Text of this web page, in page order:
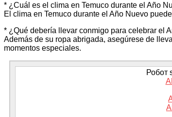
* ¿Cuál es el clima en Temuco durante el Año
El clima en Temuco durante el Año Nuevo
* ¿Qué debería llevar conmigo para celebrar el
Además de su ropa abrigada, asegúrese de
momentos especiales.
Робот